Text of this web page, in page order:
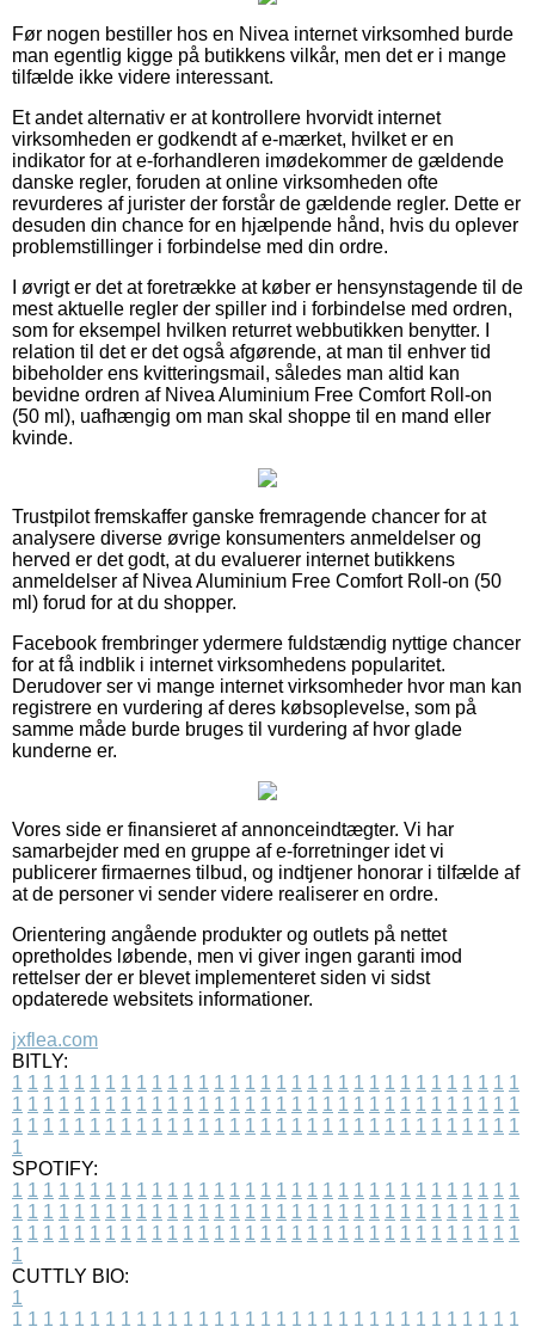
Før nogen bestiller hos en Nivea internet virksomhed burde
man egentlig kigge på butikkens vilkår, men det er i mange
tilfælde ikke videre interessant.
Et andet alternativ er at kontrollere hvorvidt internet
virksomheden er godkendt af e-mærket, hvilket er en
indikator for at e-forhandleren imødekommer de gældende
danske regler, foruden at online virksomheden ofte
revurderes af jurister der forstår de gældende regler. Dette er
desuden din chance for en hjælpende hånd, hvis du oplever
problemstillinger i forbindelse med din ordre.
I øvrigt er det at foretrække at køber er hensynstagende til de
mest aktuelle regler der spiller ind i forbindelse med ordren,
som for eksempel hvilken returret webbutikken benytter. I
relation til det er det også afgørende, at man til enhver tid
bibeholder ens kvitteringsmail, således man altid kan
bevidne ordren af Nivea Aluminium Free Comfort Roll-on
(50 ml), uafhængig om man skal shoppe til en mand eller
kvinde.
Trustpilot fremskaffer ganske fremragende chancer for at
analysere diverse øvrige konsumenters anmeldelser og
herved er det godt, at du evaluerer internet butikkens
anmeldelser af Nivea Aluminium Free Comfort Roll-on (50
ml) forud for at du shopper.
Facebook frembringer ydermere fuldstændig nyttige chancer
for at få indblik i internet virksomhedens popularitet.
Derudover ser vi mange internet virksomheder hvor man kan
registrere en vurdering af deres købsoplevelse, som på
samme måde burde bruges til vurdering af hvor glade
kunderne er.
Vores side er finansieret af annonceindtægter. Vi har
samarbejder med en gruppe af e-forretninger idet vi
publicerer firmaernes tilbud, og indtjener honorar i tilfælde af
at de personer vi sender videre realiserer en ordre.
Orientering angående produkter og outlets på nettet
opretholdes løbende, men vi giver ingen garanti imod
rettelser der er blevet implementeret siden vi sidst
opdaterede websitets informationer.
jxflea.com
BITLY:
1 1 1 1 1 1 1 1 1 1 1 1 1 1 1 1 1 1 1 1 1 1 1 1 1 1 1 1 1 1 1 1 1
1 1 1 1 1 1 1 1 1 1 1 1 1 1 1 1 1 1 1 1 1 1 1 1 1 1 1 1 1 1 1 1 1
1 1 1 1 1 1 1 1 1 1 1 1 1 1 1 1 1 1 1 1 1 1 1 1 1 1 1 1 1 1 1 1 1
1
SPOTIFY:
1 1 1 1 1 1 1 1 1 1 1 1 1 1 1 1 1 1 1 1 1 1 1 1 1 1 1 1 1 1 1 1 1
1 1 1 1 1 1 1 1 1 1 1 1 1 1 1 1 1 1 1 1 1 1 1 1 1 1 1 1 1 1 1 1 1
1 1 1 1 1 1 1 1 1 1 1 1 1 1 1 1 1 1 1 1 1 1 1 1 1 1 1 1 1 1 1 1 1
1
CUTTLY BIO:
1
1 1 1 1 1 1 1 1 1 1 1 1 1 1 1 1 1 1 1 1 1 1 1 1 1 1 1 1 1 1 1 1 1